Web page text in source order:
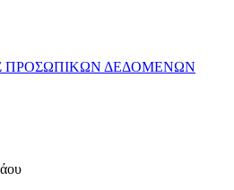
ΠΡΟΣΩΠΙΚΩΝ ΔΕΔΟΜΕΝΩΝ